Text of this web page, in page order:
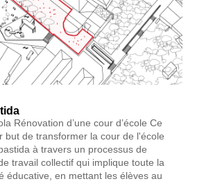
Rénovation d’une cour d’école Ce
but de transformer la cour de l'école
à travers un processus de
travail collectif qui implique toute la
éducative, en mettant les élèves au